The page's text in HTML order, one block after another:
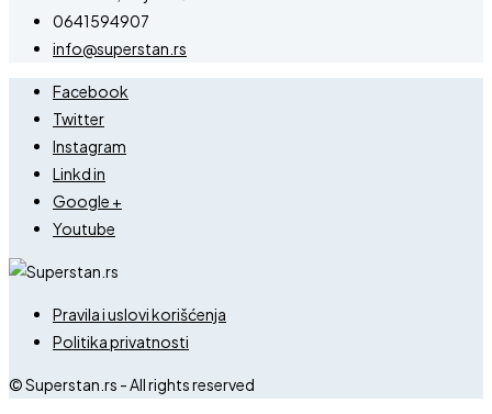
0641594907
info@superstan.rs
Facebook
Twitter
Instagram
Linkd in
Google +
Youtube
Pravila i uslovi korišćenja
Politika privatnosti
© Superstan.rs - All rights reserved